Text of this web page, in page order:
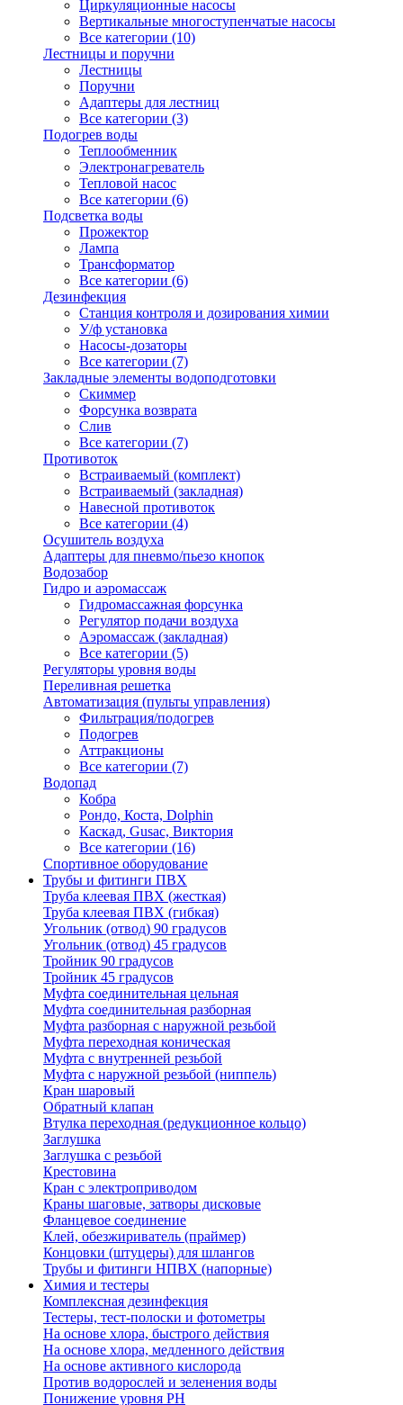
Циркуляционные насосы
Вертикальные многоступенчатые насосы
Все категории (10)
Лестницы и поручни
Лестницы
Поручни
Адаптеры для лестниц
Все категории (3)
Подогрев воды
Теплообменник
Электронагреватель
Тепловой насос
Все категории (6)
Подсветка воды
Прожектор
Лампа
Трансформатор
Все категории (6)
Дезинфекция
Станция контроля и дозирования химии
У/ф установка
Насосы-дозаторы
Все категории (7)
Закладные элементы водоподготовки
Скиммер
Форсунка возврата
Слив
Все категории (7)
Противоток
Встраиваемый (комплект)
Встраиваемый (закладная)
Навесной противоток
Все категории (4)
Осушитель воздуха
Адаптеры для пневмо/пьезо кнопок
Водозабор
Гидро и аэромассаж
Гидромассажная форсунка
Регулятор подачи воздуха
Аэромассаж (закладная)
Все категории (5)
Регуляторы уровня воды
Переливная решетка
Автоматизация (пульты управления)
Фильтрация/подогрев
Подогрев
Аттракционы
Все категории (7)
Водопад
Кобра
Рондо, Коста, Dolphin
Каскад, Gusac, Виктория
Все категории (16)
Спортивное оборудование
Трубы и фитинги ПВХ
Труба клеевая ПВХ (жесткая)
Труба клеевая ПВХ (гибкая)
Угольник (отвод) 90 градусов
Угольник (отвод) 45 градусов
Тройник 90 градусов
Тройник 45 градусов
Муфта соединительная цельная
Муфта соединительная разборная
Муфта разборная с наружной резьбой
Муфта переходная коническая
Муфта с внутренней резьбой
Муфта с наружной резьбой (ниппель)
Кран шаровый
Обратный клапан
Втулка переходная (редукционное кольцо)
Заглушка
Заглушка с резьбой
Крестовина
Кран с электроприводом
Краны шаговые, затворы дисковые
Фланцевое соединение
Клей, обезжириватель (праймер)
Концовки (штуцеры) для шлангов
Трубы и фитинги НПВХ (напорные)
Химия и тестеры
Комплексная дезинфекция
Тестеры, тест-полоски и фотометры
На основе хлора, быстрого действия
На основе хлора, медленного действия
На основе активного кислорода
Против водорослей и зеленения воды
Понижение уровня РН